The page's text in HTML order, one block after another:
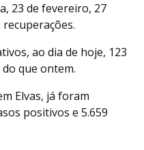
23 de fevereiro, 27
recuperações.
ao dia de hoje, 123
que ontem.
Elvas, já foram
positivos e 5.659